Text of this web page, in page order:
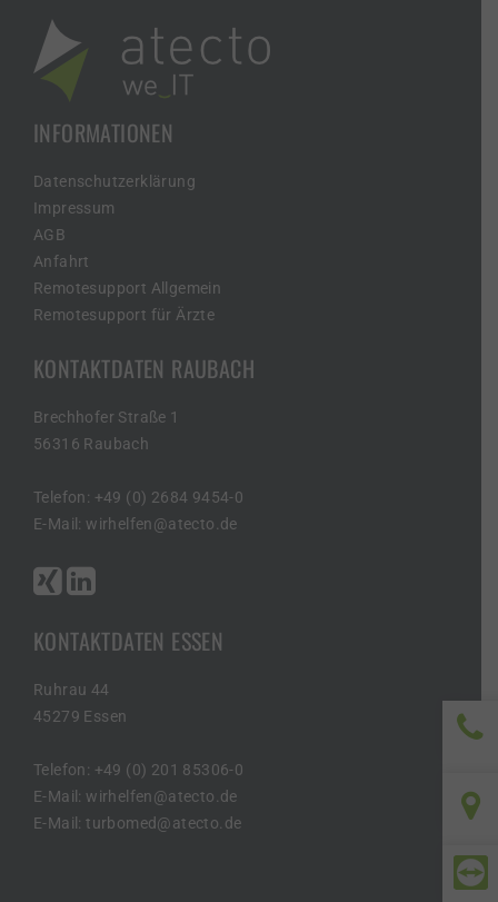
INFORMATIONEN
Datenschutzerklärung
Impressum
AGB
Anfahrt
Remotesupport Allgemein
Remotesupport für Ärzte
KONTAKTDATEN RAUBACH
Brechhofer Straße 1
56316 Raubach
Telefon: +49 (0) 2684 9454-0
E-Mail: wirhelfen@atecto.de
KONTAKTDATEN ESSEN
Ruhrau 44
45279 Essen
Telefon: +49 (0) 201 85306-0
E-Mail: wirhelfen@atecto.de
E-Mail:turbomed@atecto.de